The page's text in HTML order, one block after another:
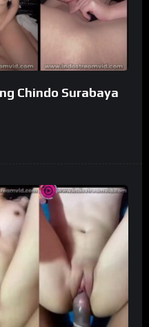
Chindo Surabaya